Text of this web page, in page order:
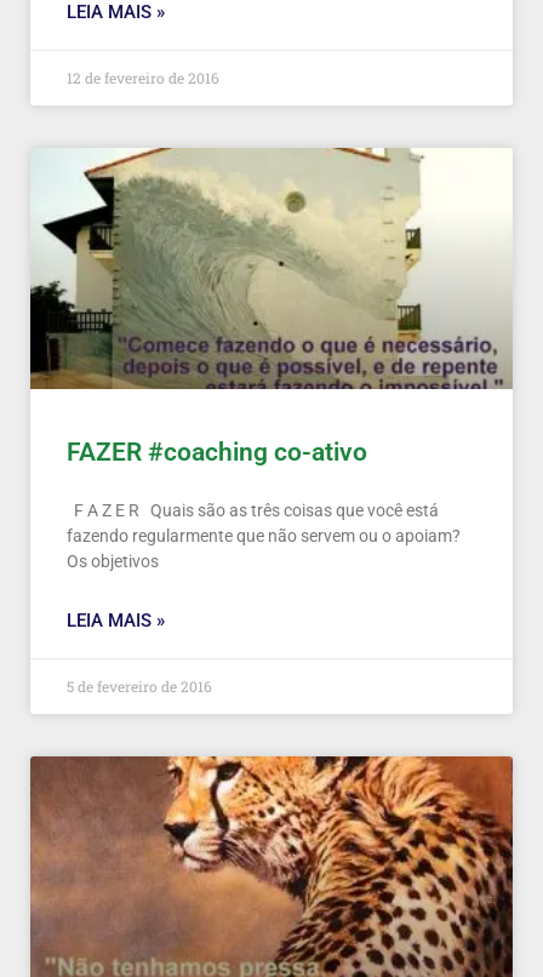
LEIA MAIS »
12 de fevereiro de 2016
FAZER #coaching co-ativo
F A Z E R Quais são as três coisas que você está
fazendo regularmente que não servem ou o apoiam?
Os objetivos
LEIA MAIS »
5 de fevereiro de 2016